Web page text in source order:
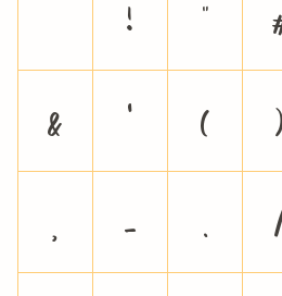
! "
&
' ( )
,
- .